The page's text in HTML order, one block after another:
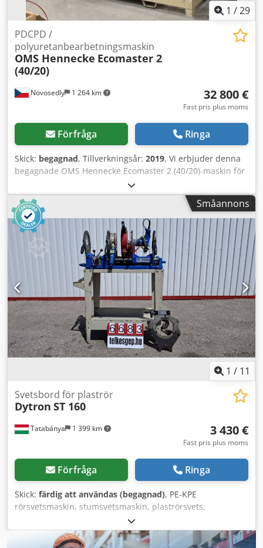
1 /29
Novosedly 1 264 km
PDCPD /
polyuretanbearbetningsmaskin
OMS Hennecke Ecomaster 2
(40/20)
32 800 €
Fast pris plus moms
Förfråga Ringa
Skick: begagnad, Tillverkningsår: 2019, Vi erbjuder denna
begagnade OMS Hennecke Ecomaster 2 (40/20)-maskin för
bearbetning av polyuretan, tillverkad år 2019. Dodpfx
Aezpah Dsagskr Om du har några frågor eller behöver mer
information, tveka inte att skicka ett meddelande eller
ringa oss.
Småannons
1 / 11
Tatabánya 1 399 km
Svetsbord för plaströr
Dytron ST 160
3 430 €
Fast pris plus moms
Förfråga Ringa
Skick: färdig att användas (begagnad), PE-KPE
rörsvetsmaskin, stumsvetsmaskin, plaströrsvets,
spegelsvetsmaskin, DYTRON ST 160, Begagnad maskin
Tillverkare: DYTRON Modell: ST 160 Yttermått: Längd: 1000
mm Bredd: 530 mm Höjd: 1160 mm Eldata: 230 V DYTRON